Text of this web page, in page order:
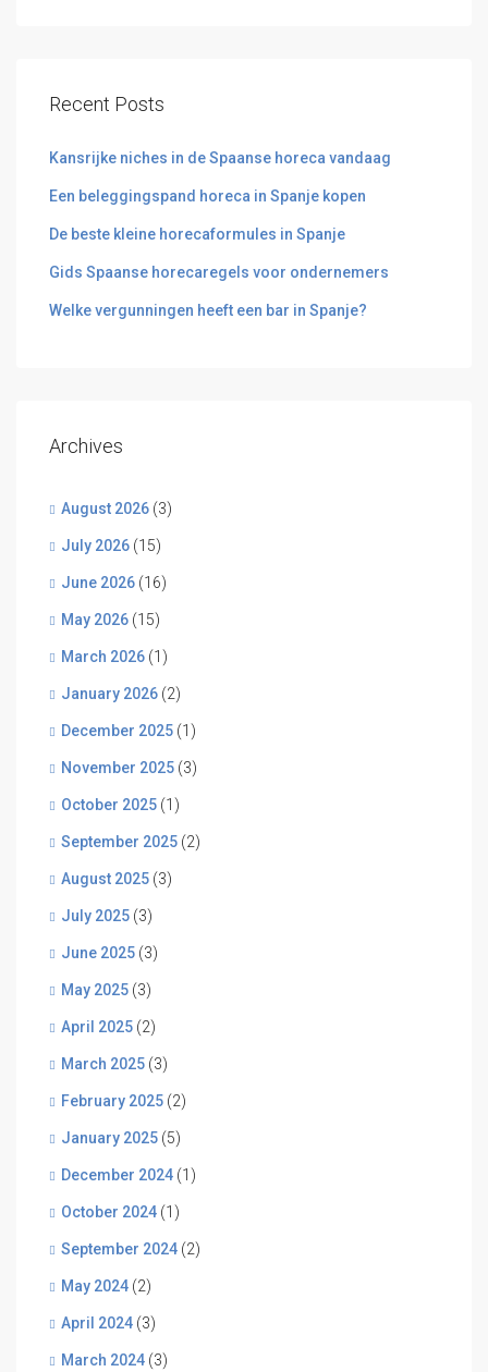
Recent Posts
Kansrijke niches in de Spaanse horeca vandaag
Een beleggingspand horeca in Spanje kopen
De beste kleine horecaformules in Spanje
Gids Spaanse horecaregels voor ondernemers
Welke vergunningen heeft een bar in Spanje?
Archives
August 2026 (3)
July 2026 (15)
June 2026 (16)
May 2026 (15)
March 2026 (1)
January 2026 (2)
December 2025 (1)
November 2025 (3)
October 2025 (1)
September 2025 (2)
August 2025 (3)
July 2025 (3)
June 2025 (3)
May 2025 (3)
April 2025 (2)
March 2025 (3)
February 2025 (2)
January 2025 (5)
December 2024 (1)
October 2024 (1)
September 2024 (2)
May 2024 (2)
April 2024 (3)
March 2024 (3)